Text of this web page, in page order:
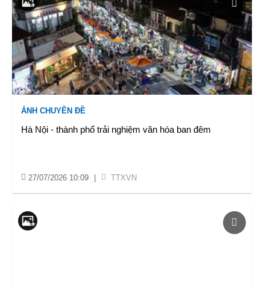
ẢNH CHUYÊN ĐỀ
Hà Nội - thành phố trải nghiệm văn hóa ban đêm
27/07/2026 10:09 TTXVN